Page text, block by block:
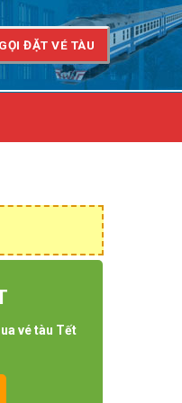
GỌI ĐẶT VÉ TÀU
vé tàu Tết